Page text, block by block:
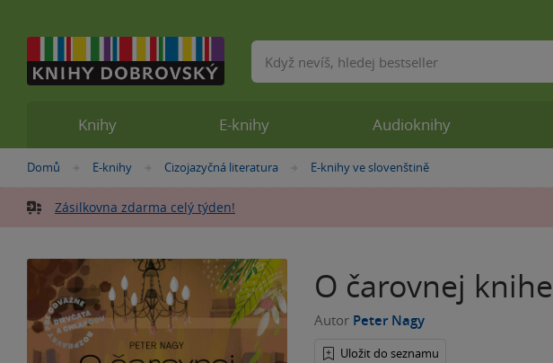
Nacházíte
zde:
Domů »
E-knihy »
Cizojazyčná literatura »
E-knihy ve slovenštině
Zásilkovna zdarma celý týden!
O čarovnej knihe
Autor Peter Nagy
Uložit do seznamu
Knihy E-knihy Audioknihy
Vyhledávání